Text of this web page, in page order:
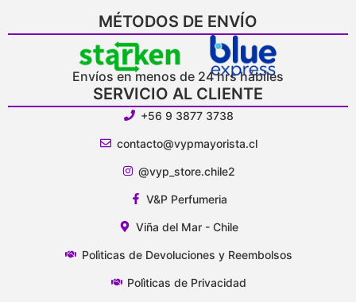
MÉTODOS DE ENVÍO
Envíos en menos de 24 hrs hábiles
SERVICIO AL CLIENTE
+56 9 3877 3738
contacto@vypmayorista.cl
@vyp_store.chile2
V&P Perfumeria
Viña del Mar - Chile
Polìticas de Devoluciones y Reembolsos
Polìticas de Privacidad